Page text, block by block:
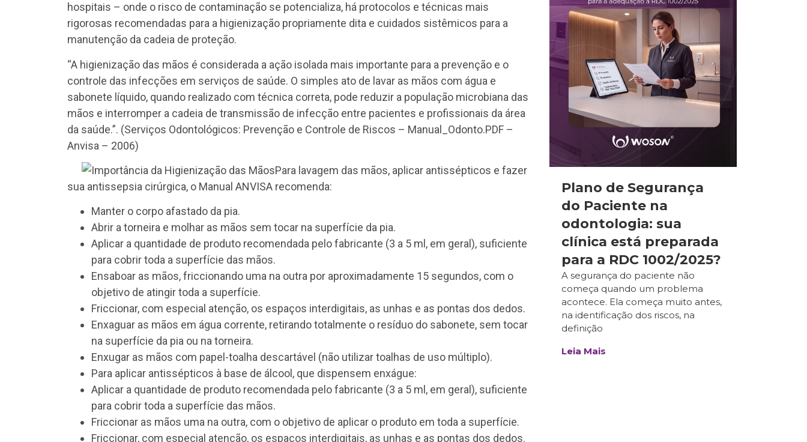
hospitais – onde o risco de contaminação se potencializa, há protocolos e técnicas mais
rigorosas recomendadas para a higienização propriamente dita e cuidados sistêmicos para a
manutenção da cadeia de proteção.
“A higienização das mãos é considerada a ação isolada mais importante para a prevenção e o
controle das infecções em serviços de saúde. O simples ato de lavar as mãos com água e
sabonete líquido, quando realizado com técnica correta, pode reduzir a população microbiana das
mãos e interromper a cadeia de transmissão de infecção entre pacientes e profissionais da área
da saúde.”. (Serviços Odontológicos: Prevenção e Controle de Riscos – Manual_Odonto.PDF –
Anvisa – 2006)
Para lavagem das mãos, aplicar antissépticos e fazer
sua antissepsia cirúrgica, o Manual ANVISA recomenda:
Manter o corpo afastado da pia.
Abrir a torneira e molhar as mãos sem tocar na superfície da pia.
Aplicar a quantidade de produto recomendada pelo fabricante (3 a 5 ml, em geral), suficiente
para cobrir toda a superfície das mãos.
Ensaboar as mãos, friccionando uma na outra por aproximadamente 15 segundos, com o
objetivo de atingir toda a superfície.
Friccionar, com especial atenção, os espaços interdigitais, as unhas e as pontas dos dedos.
Enxaguar as mãos em água corrente, retirando totalmente o resíduo do sabonete, sem tocar
na superfície da pia ou na torneira.
Enxugar as mãos com papel-toalha descartável (não utilizar toalhas de uso múltiplo).
Para aplicar antissépticos à base de álcool, que dispensem enxágue:
Aplicar a quantidade de produto recomendada pelo fabricante (3 a 5 ml, em geral), suficiente
para cobrir toda a superfície das mãos.
Friccionar as mãos uma na outra, com o objetivo de aplicar o produto em toda a superfície.
Friccionar, com especial atenção, os espaços interdigitais, as unhas e as pontas dos dedos.
Plano de Segurança
do Paciente na
odontologia: sua
clínica está preparada
para a RDC 1002/2025?
A segurança do paciente não
começa quando um problema
acontece. Ela começa muito antes,
na identificação dos riscos, na
definição
Leia Mais